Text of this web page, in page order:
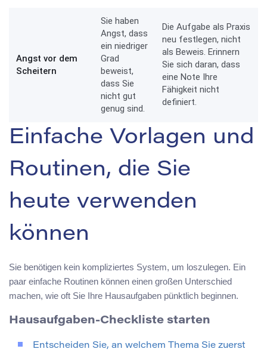
Angst vor dem
Scheitern
Sie haben
Angst, dass
ein niedriger
Grad
beweist,
dass Sie
nicht gut
genug sind.
Die Aufgabe als Praxis
neu festlegen, nicht
als Beweis. Erinnern
Sie sich daran, dass
eine Note Ihre
Fähigkeit nicht
definiert.
Einfache Vorlagen und
Routinen, die Sie
heute verwenden
können
Sie benötigen kein kompliziertes System, um loszulegen. Ein
paar einfache Routinen können einen großen Unterschied
machen, wie oft Sie Ihre Hausaufgaben pünktlich beginnen.
Hausaufgaben-Checkliste starten
Entscheiden Sie, an welchem Thema Sie zuerst